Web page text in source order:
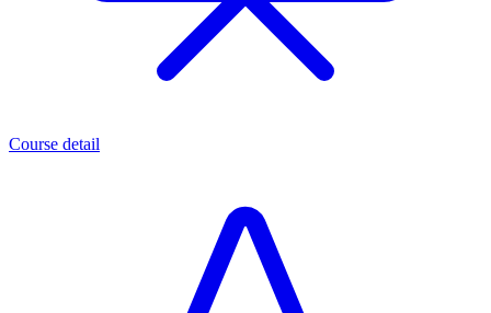
Course detail